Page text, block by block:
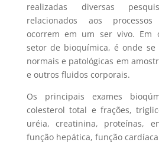
realizadas diversas
relacionados aos
ocorrem em um ser vivo. Em
setor de bioquímica, é onde se
normais e patológicas em
e outros fluidos corporais.
Os principais exames
colesterol total e frações,
uréia, creatinina, proteínas,
função hepática, função